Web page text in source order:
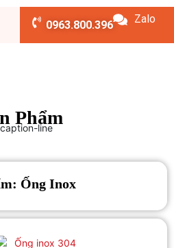
0963.800.396 Zalo
Phẩm
Ống Inox